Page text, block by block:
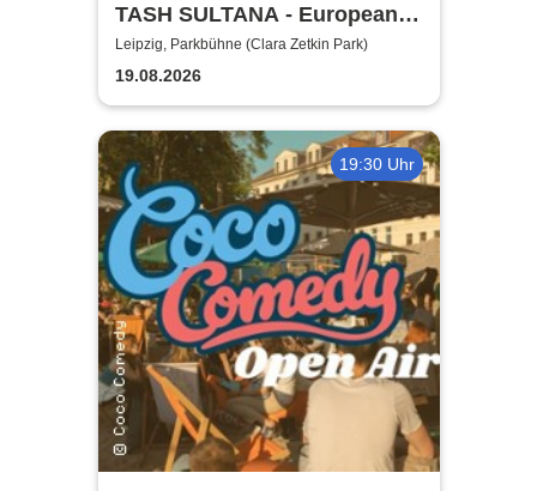
TASH SULTANA - European
Tour 2026
Leipzig, Parkbühne (Clara Zetkin Park)
19.08.2026
19:30 Uhr